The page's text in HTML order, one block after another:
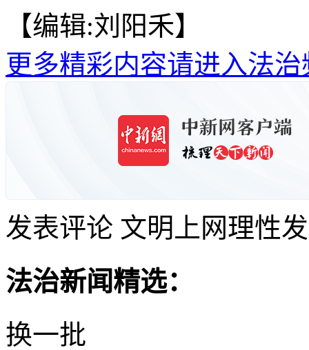
【编辑:刘阳禾】
更多精彩内容请进入法治
发表评论 文明上网理性
法治新闻精选：
换一批